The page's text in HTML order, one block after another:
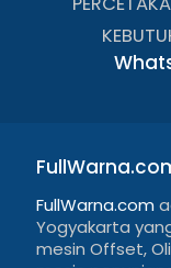
FullWarna.com
Yogyakarta
mesin Offset,